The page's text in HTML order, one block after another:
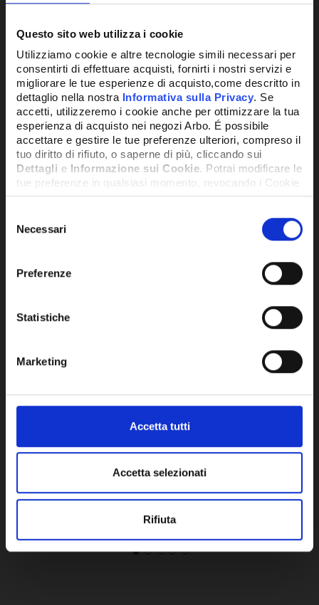
Questo sito web utilizza i cookie
Utilizziamo cookie e altre tecnologie simili necessari per
consentirti di effettuare acquisti, fornirti i nostri servizi e
migliorare le tue esperienze di acquisto,come descritto in
dettaglio nella nostra Informativa sulla Privacy. Se
accetti, utilizzeremo i cookie anche per ottimizzare la tua
esperienza di acquisto nei negozi Arbo. É possibile
accettare e gestire le tue preferenze ulteriori, compreso il
tuo diritto di rifiuto, o saperne di più, cliccando sui
Dettagli e Informazione sui Cookie. Potrai modificare le
tue preferenze in qualsiasi momento, revocando i Cookie
precedentemente autorizzati, direttamente dalle
delNecessari
Preferenze
Statistiche
Marketing
Accetta tutti
Accetta selezionati
Rifiuta
Potrebbe anche interessarti
QUADRANTE BAGNATO DA 1' E
LUNGHEZZA PARI A 260MM - GMBI1AF
224,05€+ IVA
DISPONIBILE